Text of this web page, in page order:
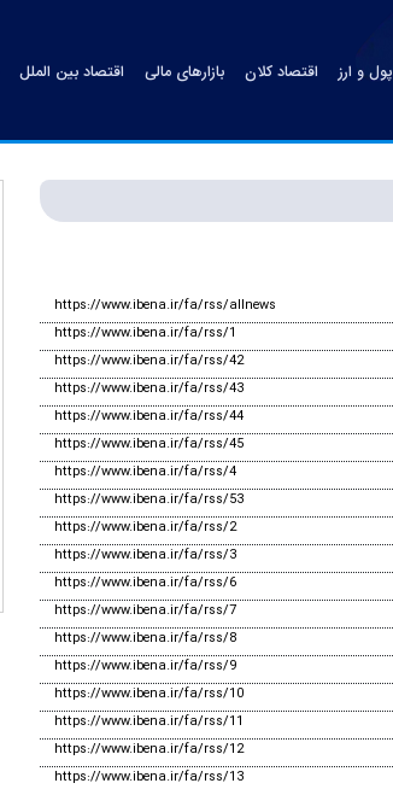
پول و ارز اقتصاد کلان بازارهای مالی اقتصاد بین الملل
https://www.ibena.ir/fa/rss/allnews
https://www.ibena.ir/fa/rss/1
https://www.ibena.ir/fa/rss/42
https://www.ibena.ir/fa/rss/43
https://www.ibena.ir/fa/rss/44
https://www.ibena.ir/fa/rss/45
https://www.ibena.ir/fa/rss/4
https://www.ibena.ir/fa/rss/53
https://www.ibena.ir/fa/rss/2
https://www.ibena.ir/fa/rss/3
https://www.ibena.ir/fa/rss/6
https://www.ibena.ir/fa/rss/7
https://www.ibena.ir/fa/rss/8
https://www.ibena.ir/fa/rss/9
https://www.ibena.ir/fa/rss/10
https://www.ibena.ir/fa/rss/11
https://www.ibena.ir/fa/rss/12
https://www.ibena.ir/fa/rss/13